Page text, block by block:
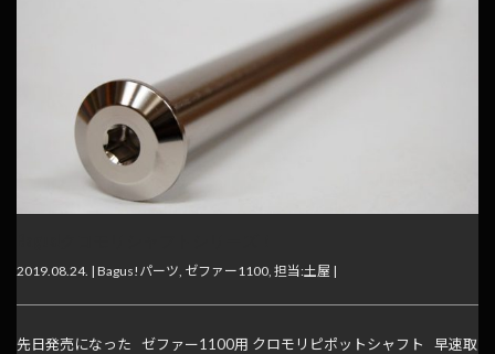
2019.08.24. | Bagus!パーツ ゼファー1100 担当:土屋 |
先日発売になった ゼファー1100用 クロモリピポットシャフト 早速取